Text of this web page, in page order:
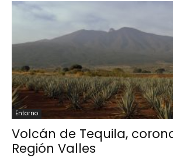
Entorno
Volcán de Tequila,
Región Valles